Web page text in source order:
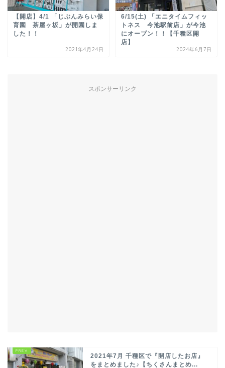
【開店】4/1 「じぶんみらい保
育園 茶屋ヶ坂」が開園しま
した！！
2021年4月24日
6/15(土) 「エニタイムフィッ
トネス 今池駅前店」が今池
にオープン！！【千種区開
店】
2024年6月7日
スポンサーリンク
2021年7月 千種区で『開店したお店』
をまとめました♪【ちくさんまとめ...